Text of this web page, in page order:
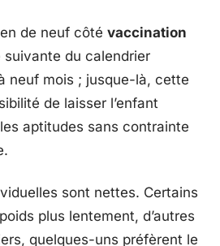
de neuf côté vaccination
suivante du calendrier
neuf mois ; jusque-là, cette
de laisser l’enfant
aptitudes sans contrainte
sont nettes. Certains
plus lentement, d’autres
quelques-uns préfèrent le